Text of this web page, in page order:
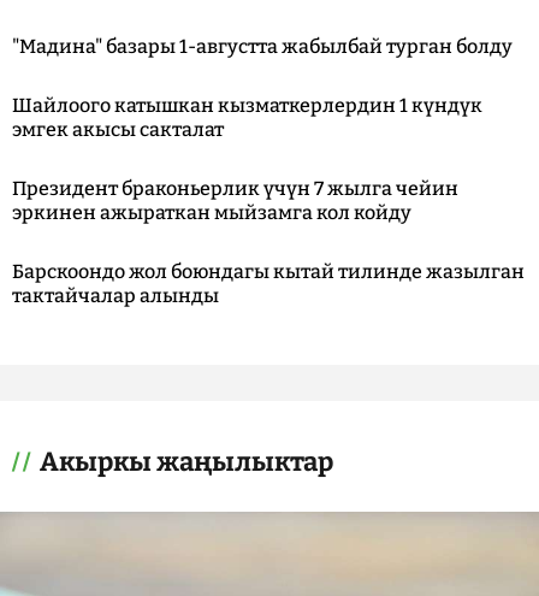
"Мадина" базары 1-августта жабылбай турган болду
Шайлоого катышкан кызматкерлердин 1 күндүк
эмгек акысы сакталат
Президент браконьерлик үчүн 7 жылга чейин
эркинен ажыраткан мыйзамга кол койду
Барскоондо жол боюндагы кытай тилинде жазылган
тактайчалар алынды
Акыркы жаңылыктар